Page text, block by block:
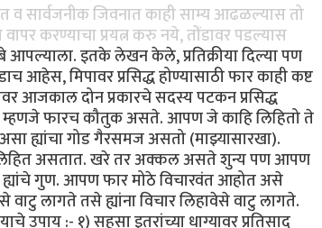
सार्वजनीक जिवनात काही साम्य आढळल्यास तो
करण्याचा प्रयत्न करु नये, तोंडावर पडल्यास
बे आपल्याला. इतके लेखन केले, प्रतिक्रीया दिल्या पण
मिपावर प्रसिद्ध होण्यासाठी फार काही कष्ट
आजकाल दोन प्रकारचे सदस्य पटकन प्रसिद्ध
म्हणजे फारच कौतुक असते. आपण जे काहि लिहितो ते
ह्यांचा गोड गैरसमज असतो (माझ्यासारखा).
असतात. खरे तर अक्कल असते शुन्य पण आपण
गुण. आपण फार मोठे विचारवंत आहोत असे
लागते तसे ह्यांना विचार लिहावेसे वाटु लागते.
उपाय :- १) सहसा इतरांच्या धाग्यावर प्रतिसाद